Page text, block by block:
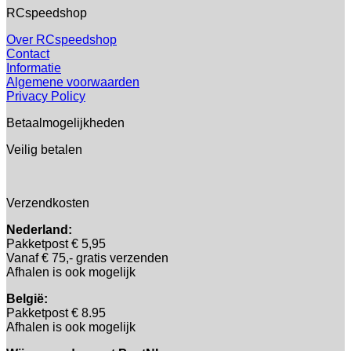
RCspeedshop
Over RCspeedshop
Contact
Informatie
Algemene voorwaarden
Privacy Policy
Betaalmogelijkheden
Veilig betalen
Verzendkosten
Nederland:
Pakketpost € 5,95
Vanaf € 75,- gratis verzenden
Afhalen is ook mogelijk
België:
Pakketpost € 8.95
Afhalen is ook mogelijk